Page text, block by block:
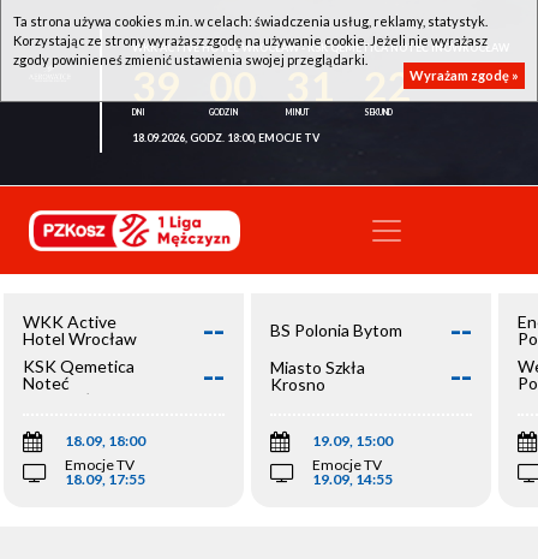
WKK ACTIVE HOTEL WROCŁAW - KSK QEMETICA NOTEĆ INOWROCŁAW
22
18.09.2026, GODZ. 18:00, EMOCJE TV
WKK Active
Hotel Wrocław
--
KSK Qemetica
Noteć
Inowrocław
--
18.09, 18:00
Emocje TV
18.09, 17:55
BS Polonia Bytom --
Miasto Szkła
Krosno
--
19.09, 15:00
Emocje TV
19.09, 14:55
Ta strona używa cookies m.in. w celach: świadczenia usług, reklamy, statystyk.
Korzystając ze strony wyrażasz zgodę na używanie cookie. Jeżeli nie wyrażasz
zgody powinieneś zmienić ustawienia swojej przeglądarki.
Wyrażam zgodę »